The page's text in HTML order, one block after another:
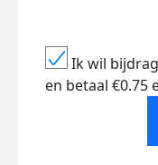
Ik wil
en betaal €0.75